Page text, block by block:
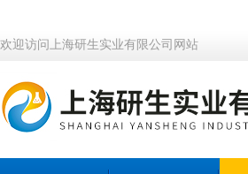
欢迎访问上海研生实业有限公司网站